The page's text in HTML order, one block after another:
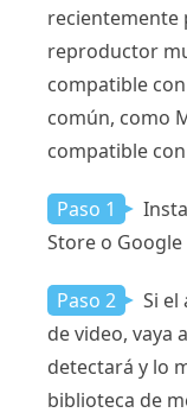
recientemente
reproductor
compatible
común, como
compatible
Paso 1
Store o
Paso 2
Si el
de video, vaya
detectará y lo
biblioteca de